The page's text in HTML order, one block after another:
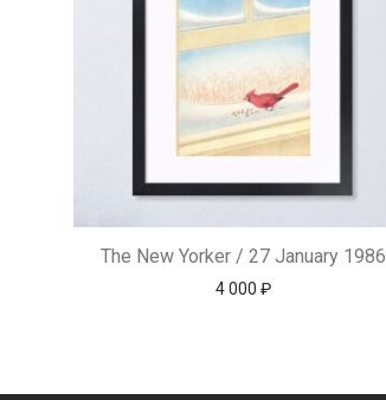
The New Yorker / 27 January 1986
4 000 ₽